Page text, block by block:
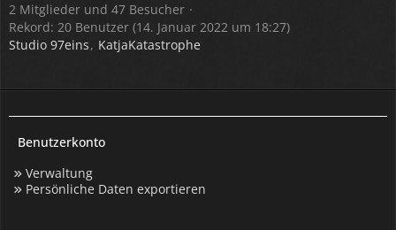
2 Mitglieder und 47 Besucher
Rekord: 20 Benutzer (14. Januar 2022 um 18:27)
Studio 97eins
KatjaKatastrophe
Benutzerkonto
Verwaltung
Persönliche Daten exportieren